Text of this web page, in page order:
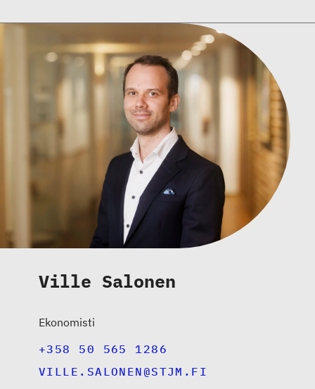
Ville Salonen
Ekonomisti
+358 50 565 1286
VILLE.SALONEN@STJM.FI